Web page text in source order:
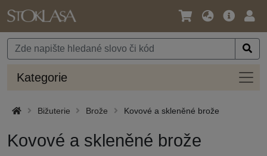
Jazyk
Měna
Hlavní
Kategorie
Bižuterie Brože Kovové a skleněné brože
Kovové a skleněné brože